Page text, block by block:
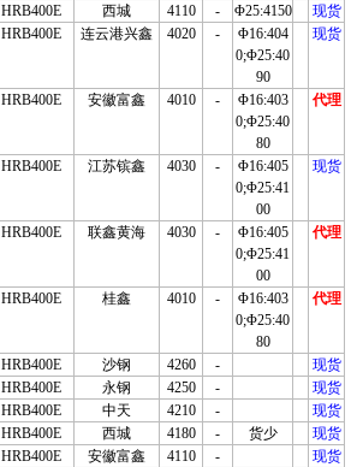
HRB400E 西城 4110 - Φ25:4150
现货
HRB400E 连云港兴鑫 4020 -
Φ16:404
0;Φ25:40
90
现货
HRB400E 安徽富鑫 4010 -
Φ16:403
0;Φ25:40
80
代理
HRB400E 江苏镔鑫 4030 -
Φ16:405
0;Φ25:41
00
现货
HRB400E 联鑫黄海 4030 -
Φ16:405
0;Φ25:41
00
代理
HRB400E 桂鑫 4010 -
Φ16:403
0;Φ25:40
80
代理
HRB400E 沙钢 4260 -
现货
HRB400E 永钢 4250 -
现货
HRB400E 中天 4210 -
现货
HRB400E 西城 4180 - 货少
现货
HRB400E 安徽富鑫 4110 -
现货